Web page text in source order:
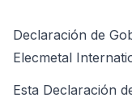
Declaración de
Elecmetal
Esta Declaración